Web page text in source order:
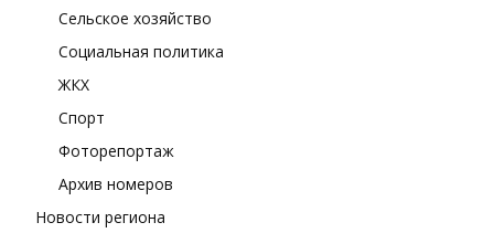
Сельское хозяйство
Социальная политика
ЖКХ
Спорт
Фоторепортаж
Архив номеров
Новости региона